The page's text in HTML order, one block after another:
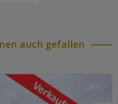
auch gefallen